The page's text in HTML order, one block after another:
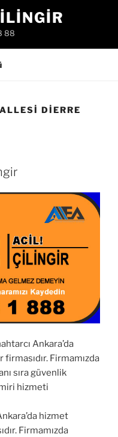
88
DIERRE
Ankara’da
Firmamızda
sıra güvenlik
hizmeti
hizmet
Firmamızda